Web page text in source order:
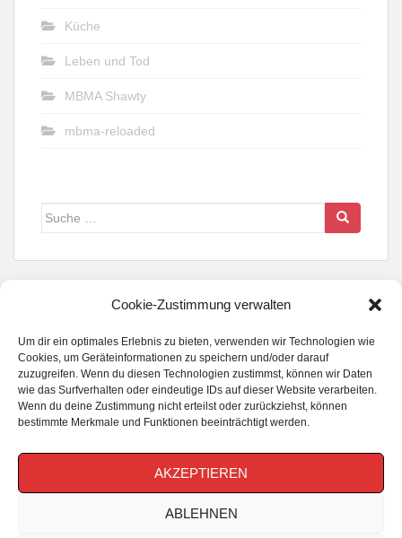
Cookie-Zustimmung verwalten
Um dir ein optimales Erlebnis zu bieten, verwenden wir Technologien wie
Cookies, um Geräteinformationen zu speichern und/oder darauf
zuzugreifen. Wenn du diesen Technologien zustimmst, können wir Daten
wie das Surfverhalten oder eindeutige IDs auf dieser Website verarbeiten.
Wenn du deine Zustimmung nicht erteilst oder zurückziehst, können
bestimmte Merkmale und Funktionen beeinträchtigt werden.
AKZEPTIEREN
ABLEHNEN
Küche
Leben und Tod
MBMA Shawty
mbma-reloaded
Suche
FOLGE UNS WENN DU KANNST...